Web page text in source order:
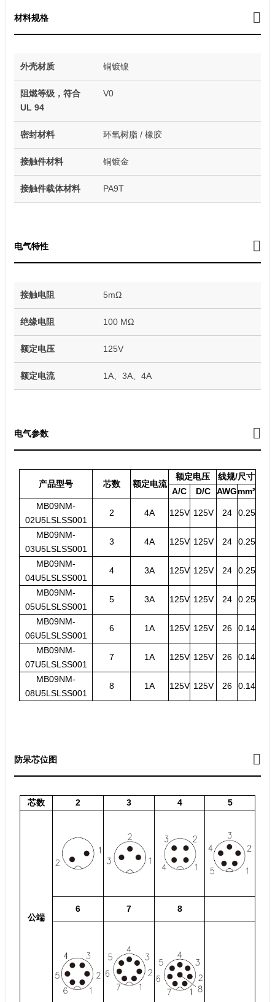
材料规格
外壳材质 铜镀镍
阻燃等级，符合
UL 94
V0
密封材料 环氧树脂 / 橡胶
接触件材料 铜镀金
接触件载体材料 PA9T
电气特性
接触电阻 5mΩ
绝缘电阻 100 MΩ
额定电压 125V
额定电流 1A、3A、4A
电气参数
产品型号 芯数 额定电流
额定电压
线规/尺寸
A/C
D/C AWGmm²
MB09NM-
02U5LSLSS001
2 4A 125V 125V 24 0.25
MB09NM-
03U5LSLSS001
3 4A 125V 125V 24 0.25
MB09NM-
04U5LSLSS001
4 3A 125V 125V 24 0.25
MB09NM-
05U5LSLSS001
5 3A 125V 125V 24 0.25
MB09NM-
06U5LSLSS001
6 1A 125V 125V 26 0.14
MB09NM-
07U5LSLSS001
7 1A 125V 125V 26 0.14
MB09NM-
08U5LSLSS001
8 1A 125V 125V 26 0.14
防呆芯位图
芯数 2 3 4 5
公端
6 7 8